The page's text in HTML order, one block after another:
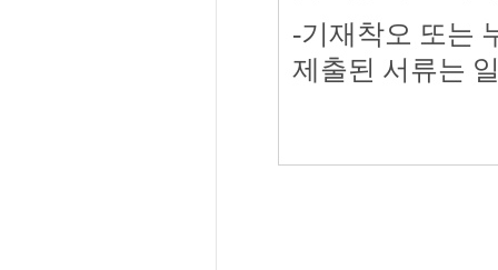
-기재착오 또는
제출된 서류는